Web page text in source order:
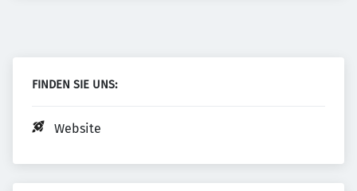
FINDEN SIE UNS:
Website